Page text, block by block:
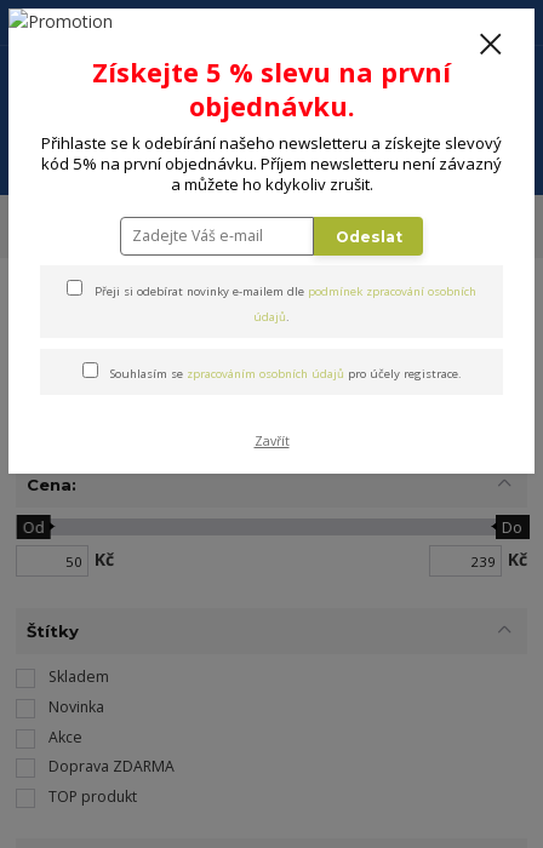
Menu
+420 602 494 600
Úložné košíky
Cena:
Kč
Od Do
Kč
Štítky
Skladem
Novinka
Akce
Doprava ZDARMA
TOP produkt
Získejte 5 % slevu na první
objednávku.
Přihlaste se k odebírání našeho newsletteru a získejte slevový
kód 5% na první objednávku. Příjem newsletteru není závazný
a můžete ho kdykoliv zrušit.
Odeslat
Přeji si odebírat novinky e-mailem dle podmínek zpracování osobních
údajů.
Souhlasím se zpracováním osobních údajů pro účely registrace.
Zavřít